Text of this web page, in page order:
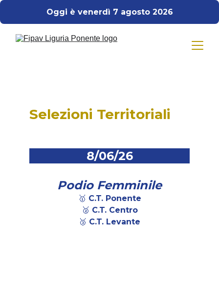
Oggi è venerdì 7 agosto 2026
Selezioni Territoriali
Podio Femminile
🥇 C.T. Ponente
🥈 C.T. Centro
🥉 C.T. Levante
8/06/26